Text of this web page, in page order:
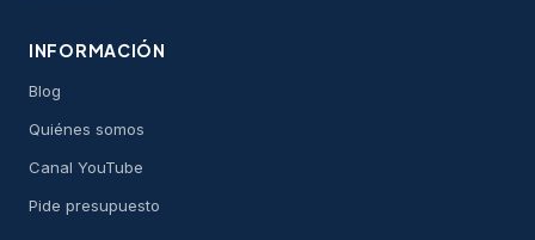
INFORMACIÓN
Blog
Quiénes somos
Canal YouTube
Pide presupuesto